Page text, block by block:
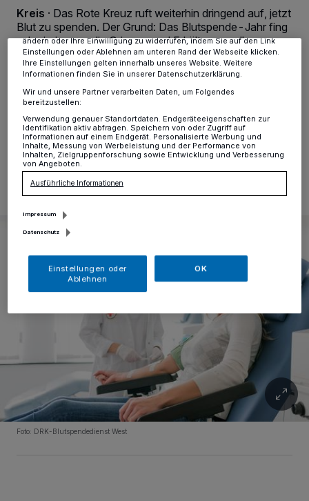
Kreis · Das Rote Kreuz ruft weiterhin dringend auf, jetzt
Blut zu spenden. Der Grund: Das Blutspende-Jahr fing
schwierig an - die Grippe- und Erkältungswelle,
schlechtes Wetter und die Karnevalszeit wirken sich
immer noch auf die Blutspendebereitschaft aus. Es
kamen und kommen weit weniger Menschen als
eigentlich notwendig zur Blutspende.
19.02.2024 , 10:41 Uhr Eine Minute Lesezeit
Foto: DRK-Blutspendedienst West
Zwecke. Wenn Tracker deaktiviert sind, sind manche Inhalte und
Anzeigen möglicherweise nicht mehr so relevant für Sie. Sie können
dieses Menü jederzeit wieder aufrufen, um Ihre Einstellungen zu
ändern oder Ihre Einwilligung zu widerrufen, indem Sie auf den Link
Einstellungen oder Ablehnen am unteren Rand der Webseite klicken.
Ihre Einstellungen gelten innerhalb unseres Website. Weitere
Informationen finden Sie in unserer Datenschutzerklärung.
Wir und unsere Partner verarbeiten Daten, um Folgendes
bereitzustellen:
Verwendung genauer Standortdaten. Endgeräteeigenschaften zur
Identifikation aktiv abfragen. Speichern von oder Zugriff auf
Informationen auf einem Endgerät. Personalisierte Werbung und
Inhalte, Messung von Werbeleistung und der Performance von
Inhalten, Zielgruppenforschung sowie Entwicklung und Verbesserung
von Angeboten.
Ausführliche Informationen
Impressum
Datenschutz
Einstellungen oder
Ablehnen
OK